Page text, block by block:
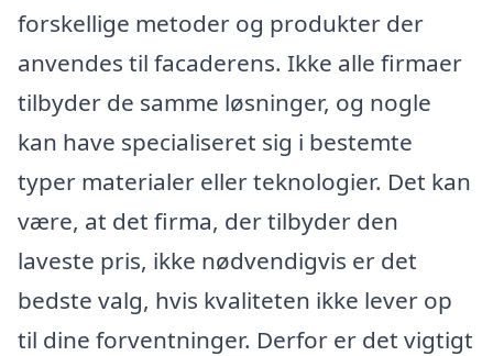
forskellige metoder og produkter der
anvendes til facaderens. Ikke alle firmaer
tilbyder de samme løsninger, og nogle
kan have specialiseret sig i bestemte
typer materialer eller teknologier. Det kan
være, at det firma, der tilbyder den
laveste pris, ikke nødvendigvis er det
bedste valg, hvis kvaliteten ikke lever op
til dine forventninger. Derfor er det vigtigt